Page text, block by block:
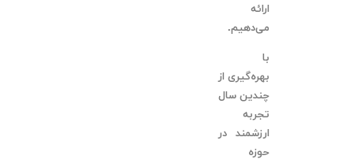
ارائه
می‌دهیم.
با
بهره‌گیری از
چندین سال
تجربه
ارزشمند در
حوزه